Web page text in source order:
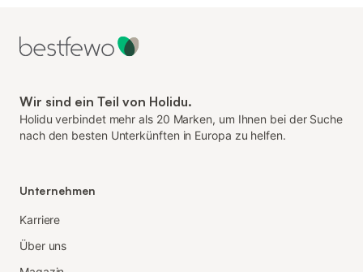
Wir sind ein Teil von Holidu.
Holidu verbindet mehr als 20 Marken, um Ihnen bei der Suche
nach den besten Unterkünften in Europa zu helfen.
Unternehmen
Karriere
Über uns